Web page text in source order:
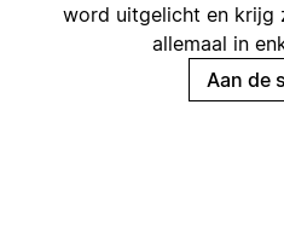
word uitgelicht en krijg
allemaal in
Aan de